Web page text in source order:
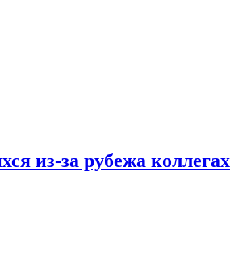
из-за рубежа коллегах